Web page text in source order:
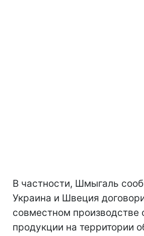
В частности, Шмыгаль
Украина и Швеция
совместном производстве
продукции на территории